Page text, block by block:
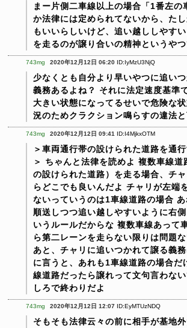
まー片側二車線以上の場合「1番左の
か法律には定められてないから、た
もいいらしいけど、追い越ししやす
を走るのが譲り合いの精神というやつ
743mg 2020年12月12日 06:20 ID:IyMzU3NjQ
少なくとも自分より早いやつに追い
義務あるよね？
それに法定速度基準
大きい状態になってるせいで危険な
況のためクラクション鳴らすの違法
743mg 2020年12月12日 09:41 ID:I4MjkxOTM
＞車両通行帯の設けられた道路を通行
＞
ちゃんと法律を読めよ 複数車線道
の設けられた道路）を走る場合、チ
らどこでも良いんだよ チャリが左端
ないっていうのは1車線道路の場合
順送しつつ追い越しやすいように右
いうルールだからな 複数車線あって
ら第二レーンを走らない限りは問題
あと、チャリに追いつかれて譲る義
に言うと、あれも1車線道路の場合だ
線道路だったら譲れって文句言わな
しろで終わりだよ
743mg 2020年12月12日 12:07 ID:EyMTUzNDQ
そもそも法律云々の前に相手が基地